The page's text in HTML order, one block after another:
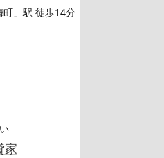
」駅 徒歩14分
家